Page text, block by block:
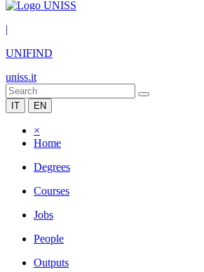
|
UNIFIND
uniss.it
IT EN
×
Home
Degrees
Courses
Jobs
People
Outputs